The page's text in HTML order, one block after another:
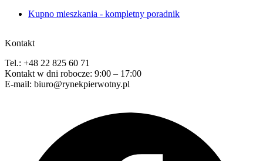
Kupno mieszkania - kompletny poradnik
Kontakt
Tel.: +48 22 825 60 71
Kontakt w dni robocze: 9:00 – 17:00
E-mail: biuro@rynekpierwotny.pl